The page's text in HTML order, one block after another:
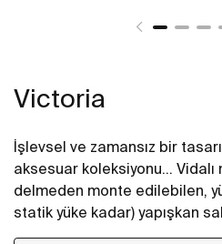
Victoria
İşlevsel ve zamansız bir
aksesuar koleksiyonu... Vidalı
delmeden monte edilebilen,
statik yüke kadar) yapışkan
sahiptir. Ev banyoları,